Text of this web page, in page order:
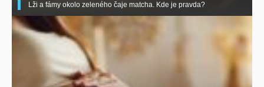
Lži a fámy okolo zeleného čaje matcha. Kde je pravda?